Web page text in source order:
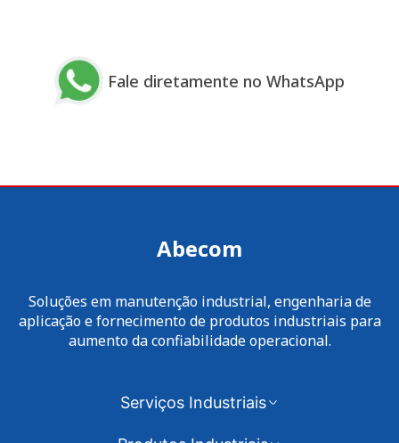
Fale diretamente no WhatsApp
Abecom
Soluções em manutenção industrial, engenharia de
aplicação e fornecimento de produtos industriais para
aumento da confiabilidade operacional.
Serviços Industriais